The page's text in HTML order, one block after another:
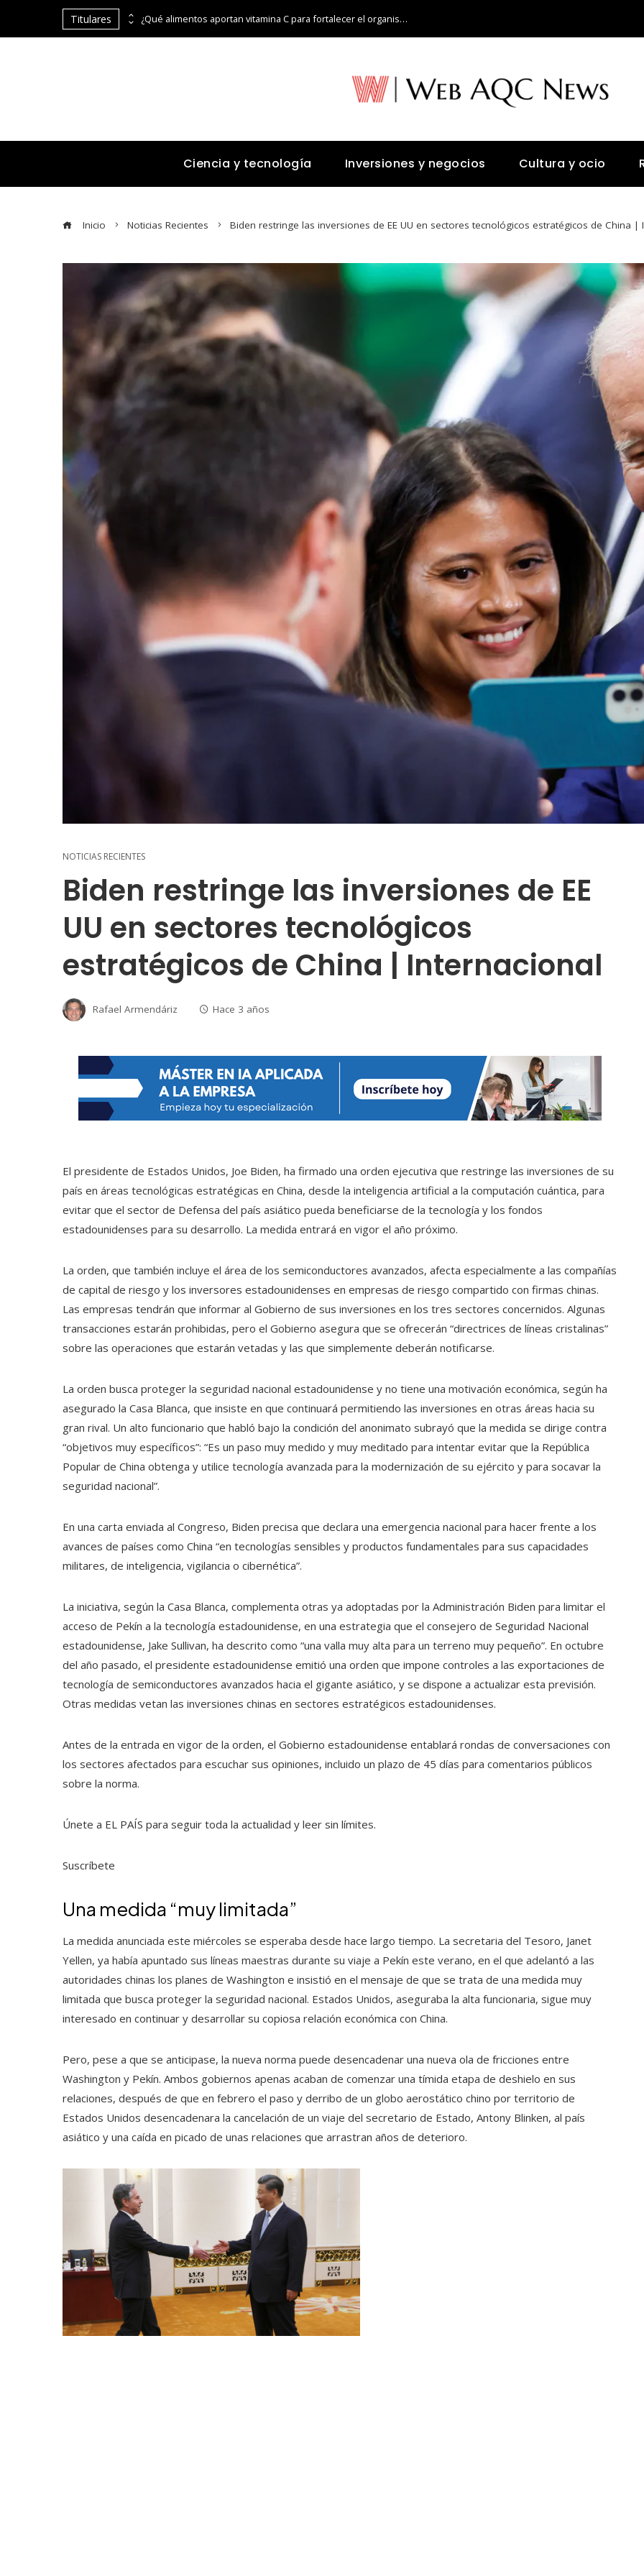
Titulares Por qué la estabilidad de precios es fundamental para la economía y el consumo en Egipto ¿Qué alimentos aportan vitamina C para fortalecer el organismo?
Ciencia y tecnología Inversiones y negocios Cultura y ocio
Inicio Noticias Recientes Biden restringe las inversiones de EE UU en sectores tecnológicos estratégicos de China |
NOTICIAS RECIENTES
Biden restringe las inversiones de EE
UU en sectores tecnológicos
estratégicos de China | Internacional
Rafael Armendáriz Hace 3 años
El presidente de Estados Unidos, Joe Biden, ha firmado una orden ejecutiva que restringe las inversiones de su
país en áreas tecnológicas estratégicas en China, desde la inteligencia artificial a la computación cuántica, para
evitar que el sector de Defensa del país asiático pueda beneficiarse de la tecnología y los fondos
estadounidenses para su desarrollo. La medida entrará en vigor el año próximo.
La orden, que también incluye el área de los semiconductores avanzados, afecta especialmente a las compañías
de capital de riesgo y los inversores estadounidenses en empresas de riesgo compartido con firmas chinas.
Las empresas tendrán que informar al Gobierno de sus inversiones en los tres sectores concernidos. Algunas
transacciones estarán prohibidas, pero el Gobierno asegura que se ofrecerán “directrices de líneas cristalinas”
sobre las operaciones que estarán vetadas y las que simplemente deberán notificarse.
La orden busca proteger la seguridad nacional estadounidense y no tiene una motivación económica, según ha
asegurado la Casa Blanca, que insiste en que continuará permitiendo las inversiones en otras áreas hacia su
gran rival. Un alto funcionario que habló bajo la condición del anonimato subrayó que la medida se dirige contra
“objetivos muy específicos”: “Es un paso muy medido y muy meditado para intentar evitar que la República
Popular de China obtenga y utilice tecnología avanzada para la modernización de su ejército y para socavar la
seguridad nacional”.
En una carta enviada al Congreso, Biden precisa que declara una emergencia nacional para hacer frente a los
avances de países como China “en tecnologías sensibles y productos fundamentales para sus capacidades
militares, de inteligencia, vigilancia o cibernética”.
La iniciativa, según la Casa Blanca, complementa otras ya adoptadas por la Administración Biden para limitar el
acceso de Pekín a la tecnología estadounidense, en una estrategia que el consejero de Seguridad Nacional
estadounidense, Jake Sullivan, ha descrito como “una valla muy alta para un terreno muy pequeño”. En octubre
del año pasado, el presidente estadounidense emitió una orden que impone controles a las exportaciones de
tecnología de semiconductores avanzados hacia el gigante asiático, y se dispone a actualizar esta previsión.
Otras medidas vetan las inversiones chinas en sectores estratégicos estadounidenses.
Antes de la entrada en vigor de la orden, el Gobierno estadounidense entablará rondas de conversaciones con
los sectores afectados para escuchar sus opiniones, incluido un plazo de 45 días para comentarios públicos
sobre la norma.
Únete a EL PAÍS para seguir toda la actualidad y leer sin límites.
Suscríbete
Una medida “muy limitada”
La medida anunciada este miércoles se esperaba desde hace largo tiempo. La secretaria del Tesoro, Janet
Yellen, ya había apuntado sus líneas maestras durante su viaje a Pekín este verano, en el que adelantó a las
autoridades chinas los planes de Washington e insistió en el mensaje de que se trata de una medida muy
limitada que busca proteger la seguridad nacional. Estados Unidos, aseguraba la alta funcionaria, sigue muy
interesado en continuar y desarrollar su copiosa relación económica con China.
Pero, pese a que se anticipase, la nueva norma puede desencadenar una nueva ola de fricciones entre
Washington y Pekín. Ambos gobiernos apenas acaban de comenzar una tímida etapa de deshielo en sus
relaciones, después de que en febrero el paso y derribo de un globo aerostático chino por territorio de
Estados Unidos desencadenara la cancelación de un viaje del secretario de Estado, Antony Blinken, al país
asiático y una caída en picado de unas relaciones que arrastran años de deterioro.